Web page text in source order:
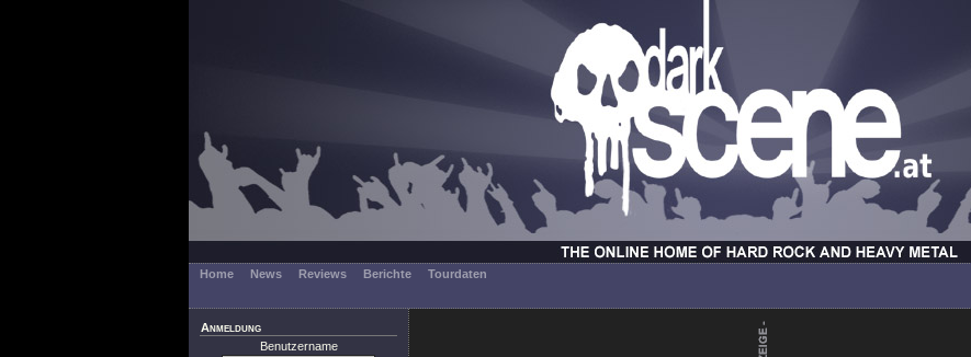
Home News Reviews Berichte
Tourdaten
Anmeldung
Benutzername